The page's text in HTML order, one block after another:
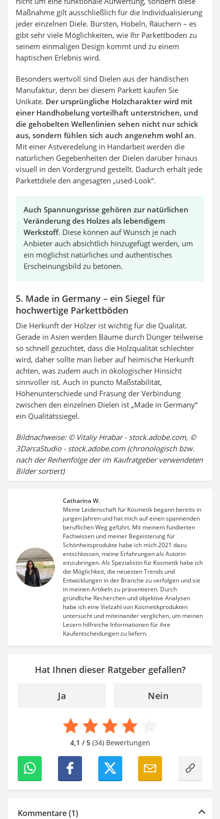
Maßnahme gilt ausschließlich für die Individualisierung
jeder einzelnen Diele. Bürsten, Hobeln, Räuchern – es
gibt sehr viele Möglichkeiten, wie Ihr Parkettboden zu
seinem einmaligen Design kommt und zu einem
haptischen Erlebnis wird.
Besonders wertvoll sind Dielen aus der händischen
Manufaktur, denn bei diesem Parkett kaufen Sie
Unikate. Der ursprüngliche Holzcharakter wird mit
einer Handhobelung vorteilhaft unterstrichen, und
die gehobelten Wellenlinien sehen nicht nur schick
aus, sondern fühlen sich auch angenehm wohl an.
Mit einer Astveredelung in Handarbeit werden die
natürlichen Gegebenheiten der Dielen darüber hinaus
visuell in den Vordergrund gestellt. Dadurch erhält jede
Parkettdiele den angesagten „used-Look“.
Auch Spannungsrisse gehören zur natürlichen
Veränderung des Holzes als lebendigem
Werkstoff. Diese können auf Wunsch je nach
Anbieter auch absichtlich hinzugefügt werden, um
ein möglichst natürliches und authentisches
Erscheinungsbild zu betonen.
5. Made in Germany – ein Siegel für
hochwertige Parkettböden
Die Herkunft der Hölzer ist wichtig für die Qualität.
Gerade in Asien werden Bäume durch Dünger teilweise
so schnell gezüchtet, dass die Holzqualität schlechter
wird, daher sollte man lieber auf heimische Herkunft
achten, was zudem auch in ökologischer Hinsicht
sinnvoller ist. Auch in puncto Maßstabilität,
Höhenunterschiede und Fräsung der Verbindung
zwischen den einzelnen Dielen ist „Made in Germany“
ein Qualitätssiegel.
Bildnachweise: © Vitaliy Hrabar - stock.adobe.com, ©
3DarcaStudio - stock.adobe.com (chronologisch bzw.
nach der Reihenfolge der im Kaufratgeber verwendeten
Bilder sortiert)
Catharina W.
Meine Leidenschaft für Kosmetik begann bereits in
jungen Jahren und hat mich auf einen spannenden
beruflichen Weg geführt. Mit meinem fundierten
Fachwissen und meiner Begeisterung für
Schönheitsprodukte habe ich mich 2021 dazu
entschlossen, meine Erfahrungen als Autorin
einzubringen. Als Spezialistin für Kosmetik habe ich
die Möglichkeit, die neuesten Trends und
Entwicklungen in der Branche zu verfolgen und sie
in meinen Artikeln zu präsentieren. Durch
gründliche Recherchen und objektive Analysen
habe ich eine Vielzahl von Kosmetikprodukten
untersucht und miteinander verglichen, um meinen
Lesern hilfreiche Informationen für ihre
Kaufentscheidungen zu liefern.
Hat Ihnen dieser Ratgeber gefallen?
Ja Nein
4,1 / 5(34) Bewertungen
Kommentare (1)